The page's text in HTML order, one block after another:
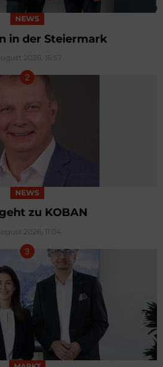
NEWS
in der Steiermark
2026, 16:57
NEWS
zu KOBAN
2026, 11:04